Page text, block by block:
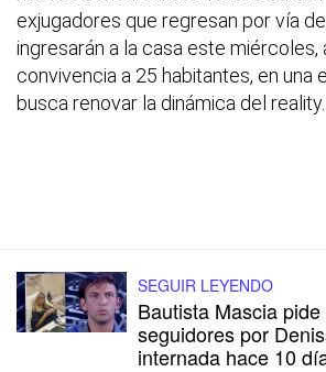
exjugadores que regresan por vía
ingresarán a la casa este miércoles,
convivencia a 25 habitantes, en una
busca renovar la dinámica del reality.
SEGUIR LEYENDO
Bautista Mascia
seguidores por
internada hace 10